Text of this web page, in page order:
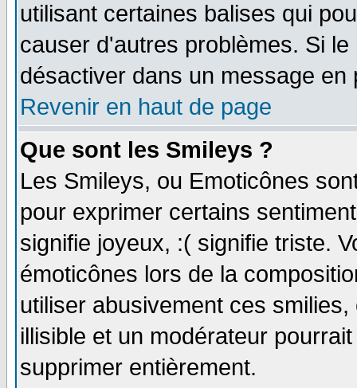
utilisant certaines balises qui
causer d'autres problèmes. Si
désactiver dans un message
Revenir en haut de page
Que sont les Smileys ?
Les Smileys, ou Emoticônes
pour exprimer certains
signifie joyeux, :( signifie triste.
émoticônes lors de la
utiliser abusivement ces
illisible et un modérateur
supprimer entièrement.